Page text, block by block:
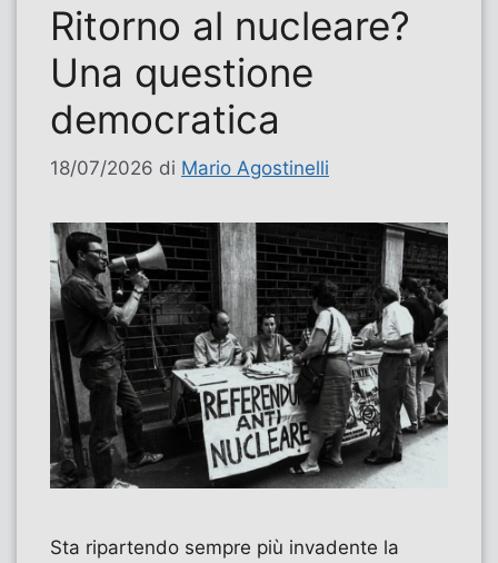
Ritorno al nucleare?
Una questione
democratica
18/07/2026 di Mario Agostinelli
Sta ripartendo sempre più invadente la